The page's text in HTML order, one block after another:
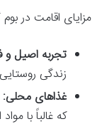
مزایای اقامت در
تجربه اصیل و
زندگی
غذاهای محلی:
که غالباً با